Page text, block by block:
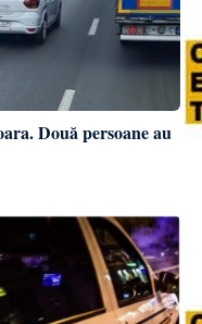
Două persoane au